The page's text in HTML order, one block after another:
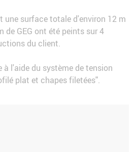
une surface totale d'environ 12 m
de GEG ont été peints sur 4
du client.
l'aide du système de tension
plat et chapes filetées".